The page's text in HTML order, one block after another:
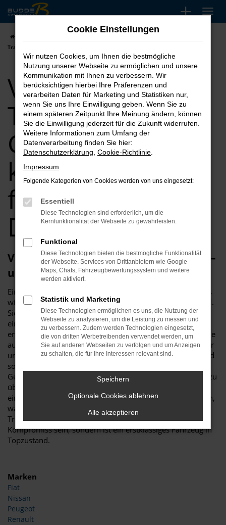
Zum
Hauptinhalt
springen
VW T6.1 Transporter
Transporter Gebrauchtwagen kaufen, leasen, finanzieren für Dortmund
VW T6.1
Transporter
Gebrauchtwagen
kaufen, leasen,
finanzieren für
Dortmund
VW T6.1 Transporter Gebrauchtwagen –
unser Tipp für Dortmund
Ein VW T6.1 Transporter Gebrauchtwagen ist vor allem aus
wirtschaftlichen Erwägungen heraus eine erstklassige Wahl.
Sie sparen schlichtweg eine Menge Geld, wenn Sie sich für
ein gebrauchtes Modell entscheiden und sind trotzdem
erstklassig in Dortmund unterwegs. Was Budde Automobile
auszeichnet, ist unsere Meisterwerkstatt. Wir verfügen über
umfassende Kapazitäten und diverse Hebebühnen und sind
somit in der Lage, jeden VW T6.1 Transporter
Gebrauchtwagen vor dem Verkauf nach Dortmund genau zu
überprüfen. Warum wir das tun? Ganz einfach, um Ihnen
einen rundum einwandfreien Wagen „servieren“ zu können,
was selbst die Verschleißteile einschließt. Ein VW T6.1
Transporter Gebrauchtwagen muss keineswegs ein
Kompromiss sein, sondern ist ein erstklassiges Fahrzeug in
Topzustand.
Marken
Fiat
Nissan
Peugeot
Renault
Cookie Einstellungen
Wir nutzen Cookies, um Ihnen die bestmögliche
Nutzung unserer Webseite zu ermöglichen und unsere
Kommunikation mit Ihnen zu verbessern. Wir
berücksichtigen hierbei Ihre Präferenzen und
verarbeiten Daten für Marketing und Statistiken nur,
wenn Sie uns Ihre Einwilligung geben. Wenn Sie zu
einem späteren Zeitpunkt Ihre Meinung ändern, können
Sie die Einwilligung jederzeit für die Zukunft widerrufen.
Weitere Informationen zum Umfang der
Datenverarbeitung finden Sie hier:
Datenschutzerklärung Cookie-Richtlinie
Impressum
Folgende Kategorien von Cookies werden von uns eingesetzt:
Essentiell
Diese Technologien sind erforderlich, um die
Kernfunktionalität der Webseite zu gewährleisten.
Funktional
Diese Technologien bieten die bestmögliche Funktionalität
der Webseite. Services von Drittanbietern wie Google
Maps, Chats, Fahrzeugbewertungssystem und weitere
werden aktiviert.
Statistik und Marketing
Diese Technologien ermöglichen es uns, die Nutzung der
Webseite zu analysieren, um die Leistung zu messen und
zu verbessern. Zudem werden Technologien eingesetzt,
die von dritten Werbetreibenden verwendet werden, um
Sie auf anderen Webseiten zu verfolgen und um Anzeigen
zu schalten, die für Ihre Interessen relevant sind.
Speichern
Optionale Cookies ablehnen
Alle akzeptieren